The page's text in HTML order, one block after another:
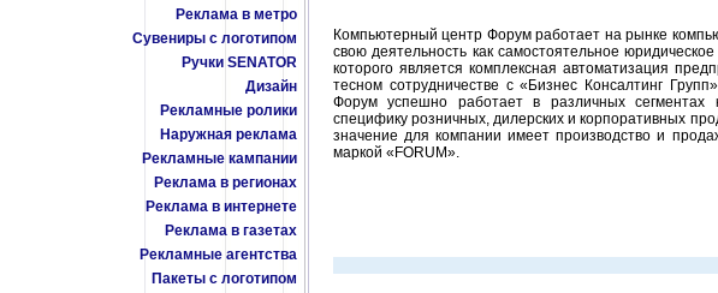
Реклама в метро
Сувениры с логотипом
Ручки SENATOR
Дизайн
Рекламные ролики
Наружная реклама
Рекламные кампании
Реклама в регионах
Реклама в интернете
Реклама в газетах
Рекламные агентства
Пакеты с логотипом
Компьютерный центр Форум работает на рынке
свою деятельность как самостоятельное
которого является комплексная автоматизация
тесном сотрудничестве с «Бизнес Консалтинг
Форум успешно работает в различных сегментах
специфику розничных, дилерских и корпоративных
значение для компании имеет производство и
маркой «FORUM».